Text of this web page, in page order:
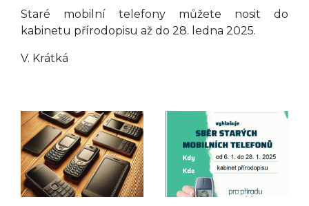
Staré mobilní telefony můžete nosit do
kabinetu přírodopisu až do 28. ledna 2025.
V. Krátká